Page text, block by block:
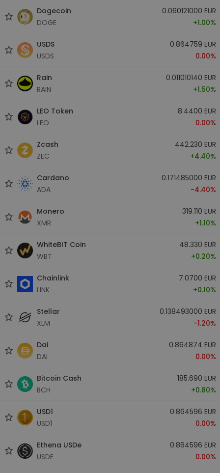
Dogecoin
DOGE
0.060121000 EUR
+1.00%
USDS
USDS
0.864759 EUR
0.00%
Rain
RAIN
0.011010140 EUR
+1.50%
LEO Token
LEO
8.4400 EUR
0.00%
Zcash
ZEC
442.230 EUR
+4.40%
Cardano
ADA
0.171485000 EUR
-4.40%
Monero
XMR
319.110 EUR
+1.10%
WhiteBIT Coin
WBT
48.330 EUR
+0.20%
Chainlink
LINK
7.0700 EUR
+0.10%
Stellar
XLM
0.138493000 EUR
-1.20%
Dai
DAI
0.864874 EUR
0.00%
Bitcoin Cash
BCH
185.690 EUR
+0.80%
USD1
USD1
0.864596 EUR
0.00%
Ethena USDe
USDE
0.864596 EUR
0.00%